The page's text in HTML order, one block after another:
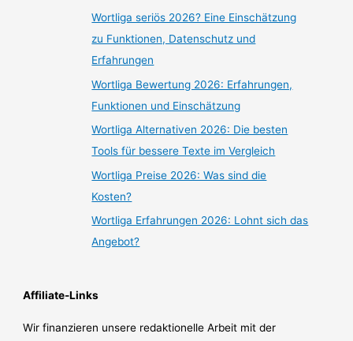
Wortliga seriös 2026? Eine Einschätzung
zu Funktionen, Datenschutz und
Erfahrungen
Wortliga Bewertung 2026: Erfahrungen,
Funktionen und Einschätzung
Wortliga Alternativen 2026: Die besten
Tools für bessere Texte im Vergleich
Wortliga Preise 2026: Was sind die
Kosten?
Wortliga Erfahrungen 2026: Lohnt sich das
Angebot?
Affiliate-Links
Wir finanzieren unsere redaktionelle Arbeit mit der